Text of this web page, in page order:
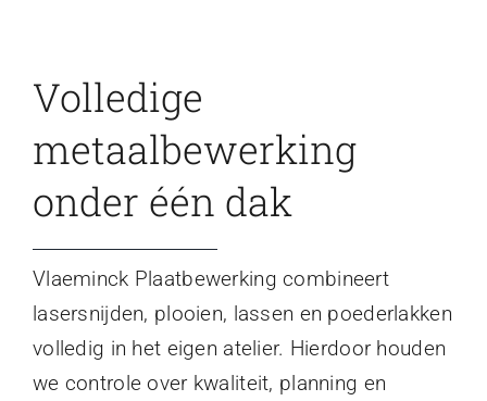
Volledige
metaalbewerking
onder één dak
Vlaeminck Plaatbewerking combineert
lasersnijden, plooien, lassen en poederlakken
volledig in het eigen atelier. Hierdoor houden
we controle over kwaliteit, planning en